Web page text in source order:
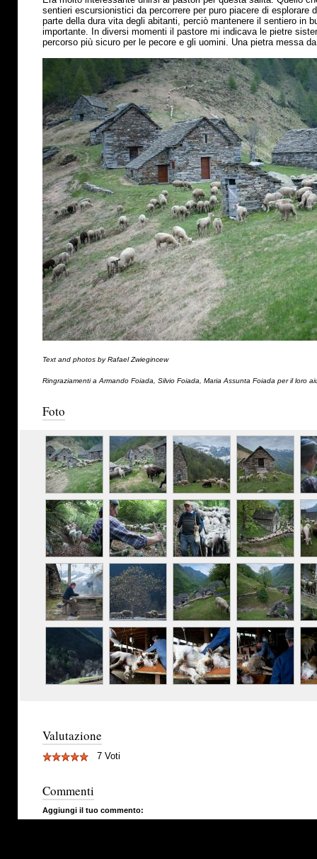
sentieri escursionistici da percorrere per puro piacere di esplorare
parte della dura vita degli abitanti, perciò mantenere il sentiero in
importante. In diversi momenti il pastore mi indicava le pietre
percorso più sicuro per le pecore e gli uomini. Una pietra messa
Text and photos by Rafael Zwiegincew
Ringraziamenti a Armando Foiada, Silvio Foiada, Maria Assunta Foiada per il loro
Foto
Valutazione
7 Voti
Commenti
Aggiungi il tuo commento: